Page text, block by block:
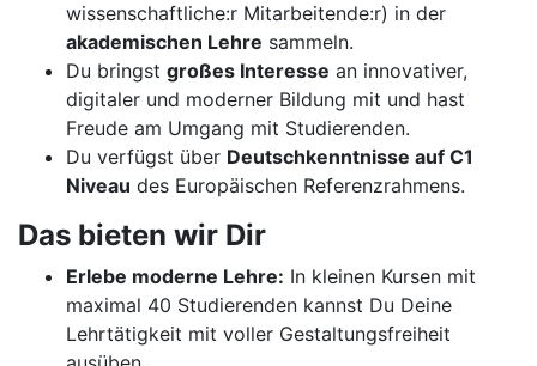
wissenschaftliche:r Mitarbeitende:r) in der
akademischen Lehre sammeln.
Du bringst großes Interesse an innovativer,
digitaler und moderner Bildung mit und hast
Freude am Umgang mit Studierenden.
Du verfügst über Deutschkenntnisse auf C1
Niveau des Europäischen Referenzrahmens.
Das bieten wir Dir
Erlebe moderne Lehre: In kleinen Kursen mit
maximal 40 Studierenden kannst Du Deine
Lehrtätigkeit mit voller Gestaltungsfreiheit